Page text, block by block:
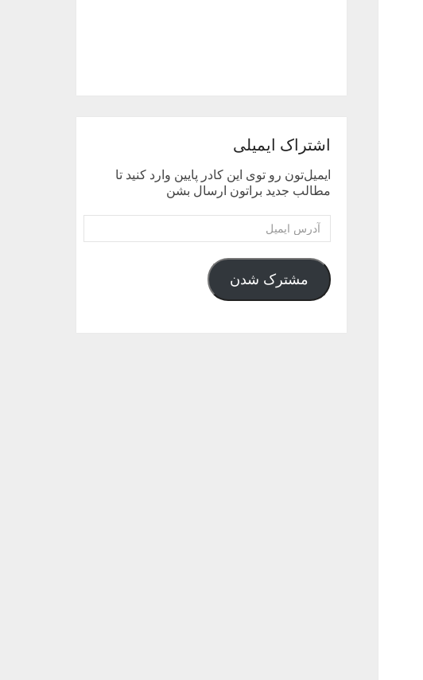
اشتراک ایمیلی
ایمیل‌تون رو توی این کادر پایین وارد کنید تا
مطالب جدید براتون ارسال بشن
آدرس
ایمیل
مشترک شدن